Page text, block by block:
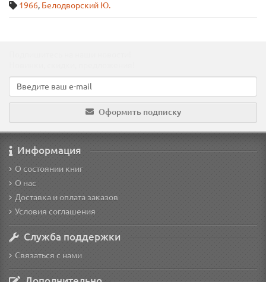
1966, Белодворский Ю.
Оформить подписку
Информация
О состоянии книг
О нас
Доставка и оплата заказов
Условия соглашения
Служба поддержки
Связаться с нами